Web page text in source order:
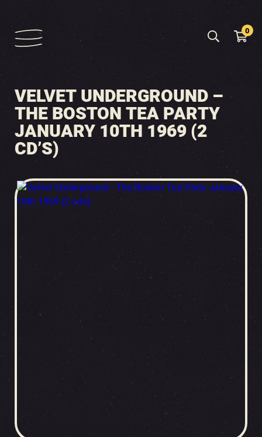
0
VELVET UNDERGROUND –
THE BOSTON TEA PARTY
JANUARY 10TH 1969 (2
CD’S)